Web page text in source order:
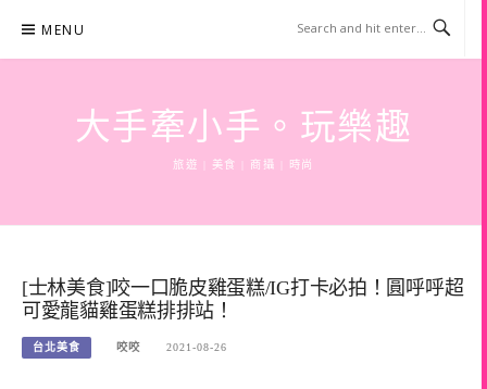
content
MENU
大手牽小手。玩樂趣
旅遊 | 美食 | 商攝 | 時尚
[士林美食]咬一口脆皮雞蛋糕/IG打卡必拍！圓呼呼超
可愛龍貓雞蛋糕排排站！
台北美食 咬咬 2021-08-26